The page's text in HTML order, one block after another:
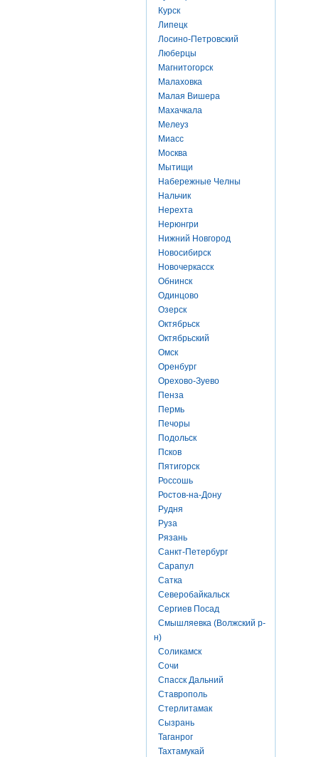
Курск
Липецк
Лосино-Петровский
Люберцы
Магнитогорск
Малаховка
Малая Вишера
Махачкала
Мелеуз
Миасс
Москва
Мытищи
Набережные Челны
Нальчик
Нерехта
Нерюнгри
Нижний Новгород
Новосибирск
Новочеркасск
Обнинск
Одинцово
Озерск
Октябрьск
Октябрьский
Омск
Оренбург
Орехово-Зуево
Пенза
Пермь
Печоры
Подольск
Псков
Пятигорск
Россошь
Ростов-на-Дону
Рудня
Руза
Рязань
Санкт-Петербург
Сарапул
Сатка
Северобайкальск
Сергиев Посад
Смышляевка (Волжский р-
н)
Соликамск
Сочи
Спасск Дальний
Ставрополь
Стерлитамак
Сызрань
Таганрог
Тахтамукай